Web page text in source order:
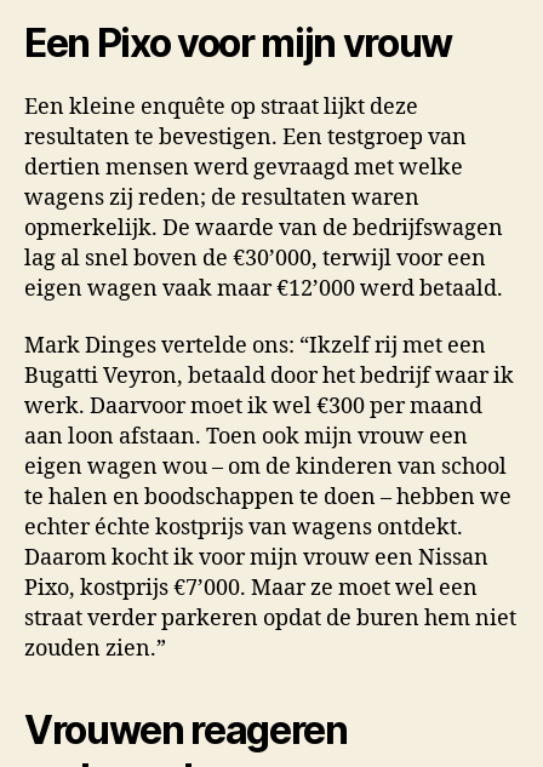
Een Pixo voor mijn vrouw
Een kleine enquête op straat lijkt deze
resultaten te bevestigen. Een testgroep van
dertien mensen werd gevraagd met welke
wagens zij reden; de resultaten waren
opmerkelijk. De waarde van de bedrijfswagen
lag al snel boven de €30’000, terwijl voor een
eigen wagen vaak maar €12’000 werd betaald.
Mark Dinges vertelde ons: “Ikzelf rij met een
Bugatti Veyron, betaald door het bedrijf waar ik
werk. Daarvoor moet ik wel €300 per maand
aan loon afstaan. Toen ook mijn vrouw een
eigen wagen wou – om de kinderen van school
te halen en boodschappen te doen – hebben we
echter échte kostprijs van wagens ontdekt.
Daarom kocht ik voor mijn vrouw een Nissan
Pixo, kostprijs €7’000. Maar ze moet wel een
straat verder parkeren opdat de buren hem niet
zouden zien.”
Vrouwen reageren